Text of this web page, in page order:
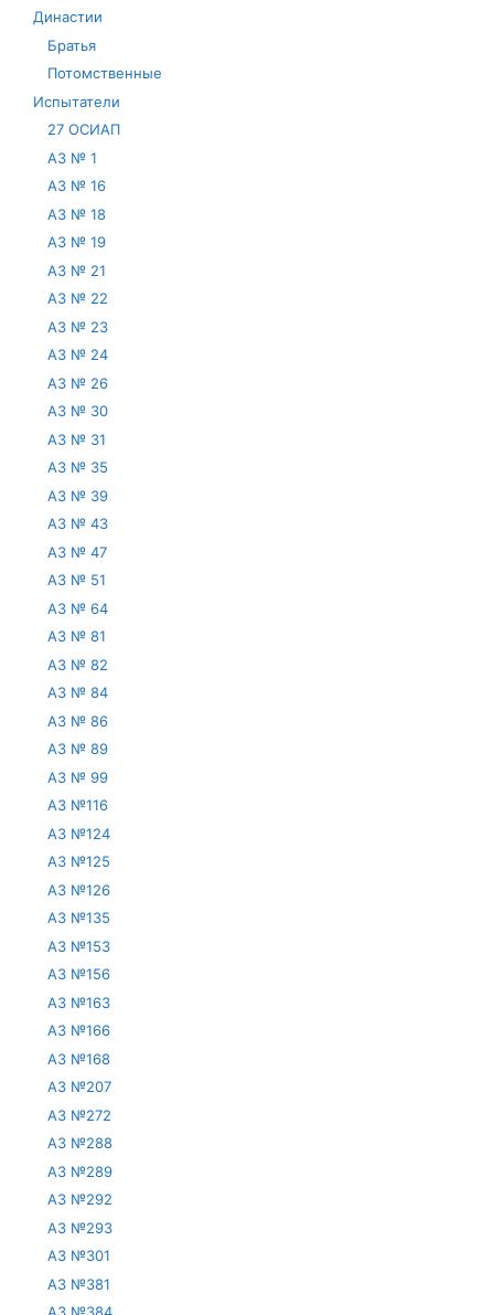
Династии
Братья
Потомственные
Испытатели
27 ОСИАП
АЗ № 1
АЗ № 16
АЗ № 18
АЗ № 19
АЗ № 21
АЗ № 22
АЗ № 23
АЗ № 24
АЗ № 26
АЗ № 30
АЗ № 31
АЗ № 35
АЗ № 39
АЗ № 43
АЗ № 47
АЗ № 51
АЗ № 64
АЗ № 81
АЗ № 82
АЗ № 84
АЗ № 86
АЗ № 89
АЗ № 99
АЗ №116
АЗ №124
АЗ №125
АЗ №126
АЗ №135
АЗ №153
АЗ №156
АЗ №163
АЗ №166
АЗ №168
АЗ №207
АЗ №272
АЗ №288
АЗ №289
АЗ №292
АЗ №293
АЗ №301
АЗ №381